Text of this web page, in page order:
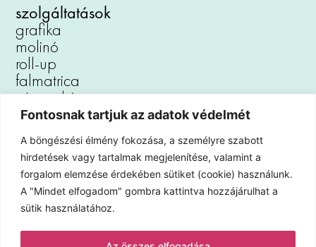
Fontosnak tartjuk az adatok védelmét
A böngészési élmény fokozása, a személyre szabott
hirdetések vagy tartalmak megjelenítése, valamint a
forgalom elemzése érdekében sütiket (cookie) használunk.
A "Mindet elfogadom" gombra kattintva hozzájárulhat a
sütik használatához.
szolgáltatások
grafika
molinó
roll-up
falmatrica
vászonkép
reklámtábla
padlómatrica
autófóliázás
kirakat dekoráció
iroda dekoráció
hűtőmágnes